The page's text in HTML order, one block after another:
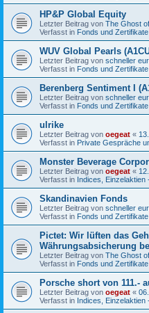
HP&P Global Equity
Letzter Beitrag von The Ghost
Verfasst in Fonds und Zertifikate
WUV Global Pearls
Letzter Beitrag von schneller
Verfasst in Fonds und Zertifikate
Berenberg Sentiment I
Letzter Beitrag von schneller
Verfasst in Fonds und Zertifikate
ulrike
Letzter Beitrag von oegeat «
Verfasst in Private Gespräche
Monster Beverage
Letzter Beitrag von oegeat «
Verfasst in Indices, Einzelaktien
Skandinavien Fonds
Letzter Beitrag von schneller
Verfasst in Fonds und Zertifikate
Pictet: Wir lüften das
Währungsabsicherung
Letzter Beitrag von The Ghost
Verfasst in Fonds und Zertifikate
Porsche short von 111.-
Letzter Beitrag von oegeat «
Verfasst in Indices, Einzelaktien